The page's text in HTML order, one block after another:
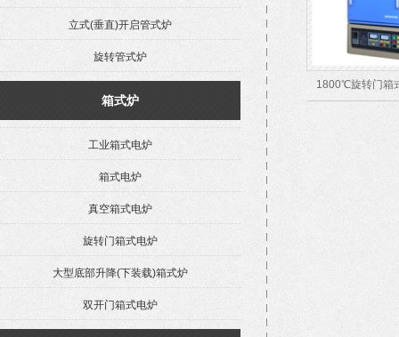
立式(垂直)开启管式炉
旋转管式炉
箱式炉
工业箱式电炉
箱式电炉
真空箱式电炉
旋转门箱式电炉
大型底部升降(下装载)箱式炉
双开门箱式电炉
1800℃旋转门箱